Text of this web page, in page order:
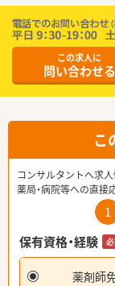
この求人に
問い合わせる
こ
コンサルタントへ求
薬局・病院等への直接
1
保有資格・経験
薬剤師